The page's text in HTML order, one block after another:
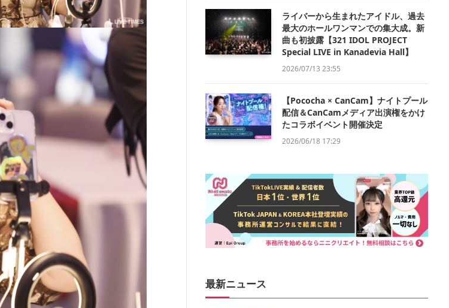
ライバーから生まれたアイドル、過去
最大のホールワンマンでの集大成。新
曲も初披露【321 IDOL PROJECT
Special LIVE in Kanadevia Hall】
2026/07/13 23:55
【Pococha × CanCam】ナイトプール
配信＆CanCamメディア出演権をかけ
たコラボイベント開催決定
2026/06/18 17:29
最新ニュース